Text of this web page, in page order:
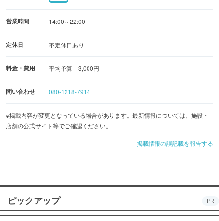
https://youtu.be/y-NJfEarjJk
営業時間 14:00～22:00
定休日 不定休日あり
料金・費用 平均予算 3,000円
問い合わせ 080-1218-7914
※掲載内容が変更となっている場合があります。最新情報については、施設・
店舗の公式サイト等でご確認ください。
掲載情報の誤記載を報告する
ピックアップ PR